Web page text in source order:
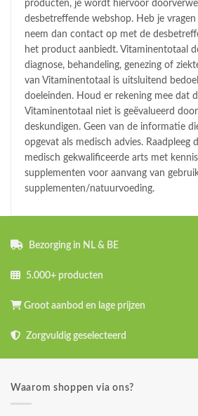
producten, je wordt hiervoor
desbetreffende webshop. Heb je
neem dan contact op met de
het product aanbiedt. Vitaminentotaal
diagnose, behandeling, genezing of
van Vitaminentotaal is uitsluitend
doeleinden. Houd er rekening mee dat
Vitaminentotaal niet is geëvalueerd
deskundigen. Geen van de informatie
opgevat als medisch advies. Raadpleeg
medisch gekwalificeerde arts met
supplementen voor aanvang van
supplementen/natuurvoeding.
Bezorging in NL & BE
5.000+ producten
Groot aanbod en lage prijzen
Zorgvuldig geselecteerd
Waarom shoppen via ons?